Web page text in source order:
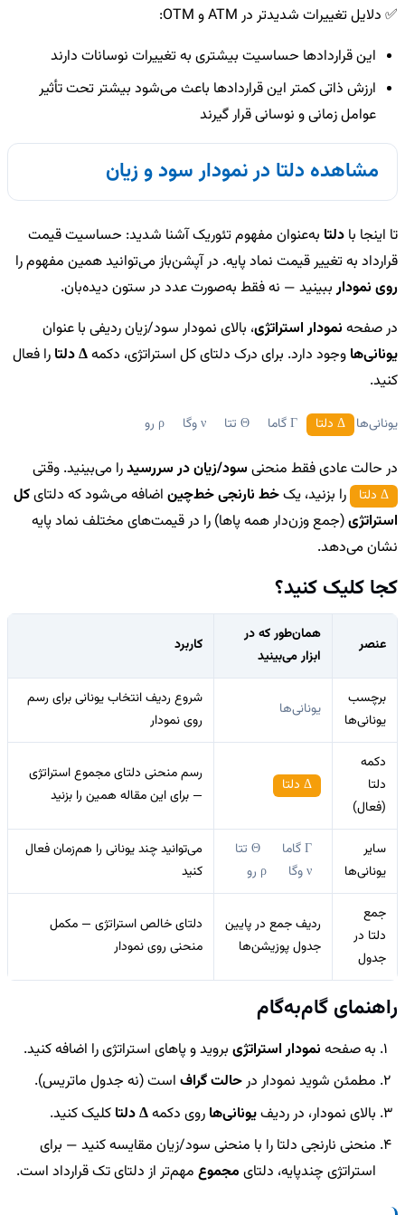
✅ دلایل تغییرات شدیدتر در ATM و OTM:
این قراردادها حساسیت بیشتری به تغییرات نوسانات دارند
ارزش ذاتی کمتر این قراردادها باعث می‌شود بیشتر تحت تأثیر
عوامل زمانی و نوسانی قرار گیرند
مشاهده دلتا در نمودار سود و زیان
تا اینجا بادلتابه‌عنوان مفهوم تئوریک آشنا شدید: حساسیت قیمت
قرارداد به تغییر قیمت نماد پایه. در آپشن‌باز می‌توانید همین مفهوم را
روی نمودارببینید — نه فقط به‌صورت عدد در ستون دیده‌بان.
در صفحهنمودار استراتژی، بالای نمودار سود/زیان ردیفی با عنوان
یونانی‌هاوجود دارد. برای درک دلتای کل استراتژی، دکمهΔ دلتا
را فعال
کنید.
یونانی‌ها Δ دلتا Γ گاما Θ تتا
در حالت عادی فقط منحنیسود/زیان در سررسیدرا می‌بینید. وقتی
Δ دلتا را بزنید، یکخط نارنجی خط‌چیناضافه می‌شود که دلتایکل
استراتژی(جمع وزن‌دار همه پاها) را در قیمت‌های مختلف نماد پایه
نشان می‌دهد.
کجا کلیک کنید؟
عنصر
همان‌طور که در
ابزار می‌بینید
کاربرد
برچسب
یونانی‌ها
یونانی‌ها
شروع ردیف انتخاب یونانی برای رسم
روی نمودار
دکمه
دلتا
(فعال)
Δ دلتا
رسم منحنی دلتای مجموع استراتژی
— برای این مقاله همین را بزنید
سایر
یونانی‌ها
Θ تتا
می‌توانید چند یونانی را هم‌زمان فعال
کنید
جمع
دلتا در
جدول
ردیف جمع در پایین
جدول پوزیشن‌ها
دلتای خالص استراتژی — مکمل
منحنی روی نمودار
راهنمای گام‌به‌گام
به صفحهنمودار استراتژیبروید و پاهای استراتژی را اضافه کنید.
مطمئن شوید نمودار درحالت گرافاست (نه جدول ماتریس).
بالای نمودار، در ردیفیونانی‌هاروی دکمهΔ دلتا
کلیک کنید.
منحنی نارنجی دلتا را با منحنی سود/زیان مقایسه کنید — برای
استراتژی چندپایه، دلتایمجموعمهم‌تر از دلتای تک قرارداد است.